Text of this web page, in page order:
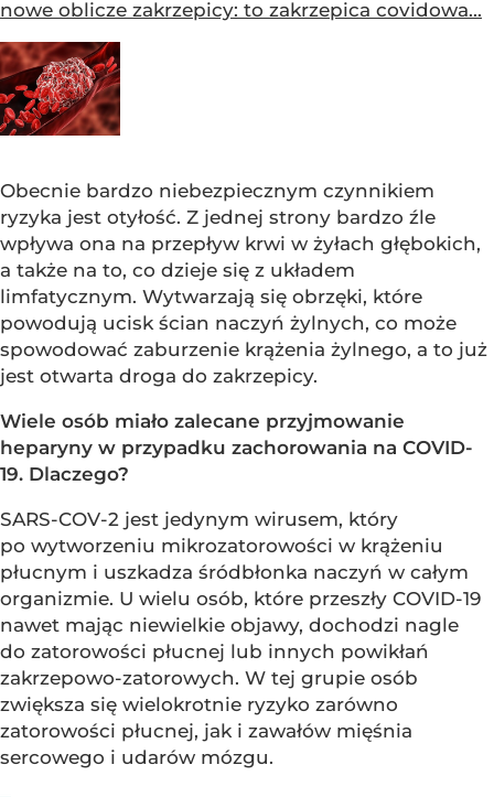
nowe oblicze zakrzepicy: to zakrzepica covidowa...
Obecnie bardzo niebezpiecznym czynnikiem
ryzyka jest otyłość. Z jednej strony bardzo źle
wpływa ona na przepływ krwi w żyłach głębokich,
a także na to, co dzieje się z układem
limfatycznym. Wytwarzają się obrzęki, które
powodują ucisk ścian naczyń żylnych, co może
spowodować zaburzenie krążenia żylnego, a to już
jest otwarta droga do zakrzepicy.
Wiele osób miało zalecane przyjmowanie
heparyny w przypadku zachorowania na COVID-
19. Dlaczego?
SARS-COV-2 jest jedynym wirusem, który
po wytworzeniu mikrozatorowości w krążeniu
płucnym i uszkadza śródbłonka naczyń w całym
organizmie. U wielu osób, które przeszły COVID-19
nawet mając niewielkie objawy, dochodzi nagle
do zatorowości płucnej lub innych powikłań
zakrzepowo-zatorowych. W tej grupie osób
zwiększa się wielokrotnie ryzyko zarówno
zatorowości płucnej, jak i zawałów mięśnia
sercowego i udarów mózgu.